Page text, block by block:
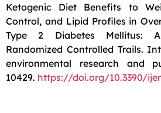
Ketogenic Diet Benefits to
Control, and Lipid Profiles in
Type 2 Diabetes Mellitus:
Randomized Controlled Trails.
environmental research and
10429. https://doi.org/10.3390/